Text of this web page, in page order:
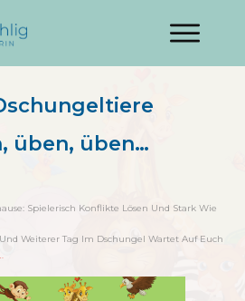
üben, üben…
Spielerisch Konflikte Lösen Und Stark Wie
Weiterer Tag Im Dschungel Wartet Auf Euch
üben, üben, üben…